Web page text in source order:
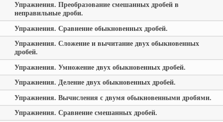
Упражнения. Преобразование смешанных дробей в
неправильные дроби.
Упражнения. Сравнение обыкновенных дробей.
Упражнения. Сложение и вычитание двух обыкновенных
дробей.
Упражнения. Умножение двух обыкновенных дробей.
Упражнения. Деление двух обыкновенных дробей.
Упражнения. Вычисления с двумя обыкновенными дробями.
Упражнения. Сравнение смешанных дробей.